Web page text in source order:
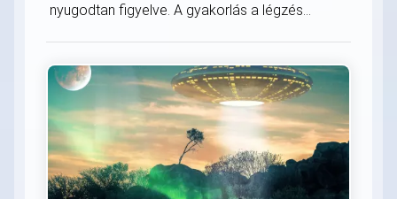
nyugodtan figyelve. A gyakorlás a légzés...